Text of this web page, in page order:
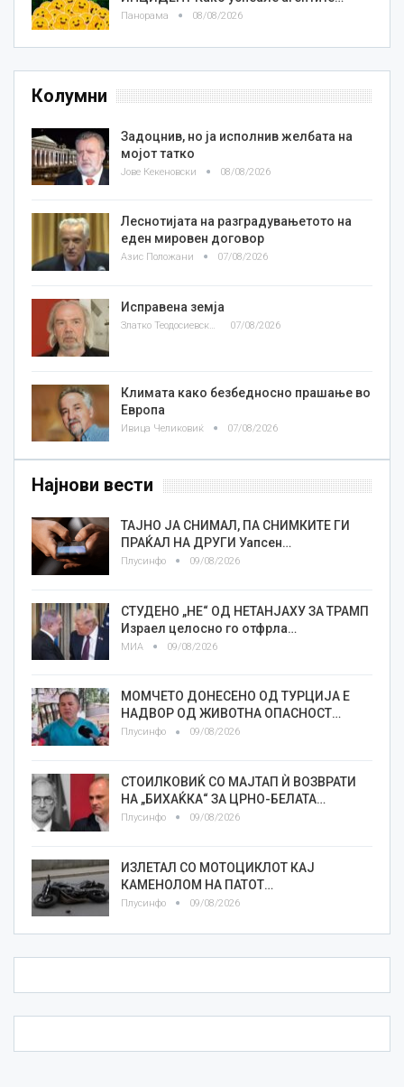
Панорама 08/08/2026
Колумни
Задоцнив, но ја исполнив желбата на
мојот татко
Јове Кекеновски 08/08/2026
Леснотијата на разградувањетото на
еден мировен договор
Азис Положани 07/08/2026
Исправена земја
Златко Теодосиевски 07/08/2026
Климата како безбедносно прашање во
Европа
Ивица Челиковиќ 07/08/2026
Најнови вести
ТАЈНО ЈА СНИМАЛ, ПА СНИМКИТЕ ГИ
ПРАЌАЛ НА ДРУГИ Уапсен…
Плусинфо 09/08/2026
СТУДЕНО „НЕ“ ОД НЕТАНЈАХУ ЗА ТРАМП
Израел целосно го отфрла…
МИА 09/08/2026
МОМЧЕТО ДОНЕСЕНО ОД ТУРЦИЈА Е
НАДВОР ОД ЖИВОТНА ОПАСНОСТ…
Плусинфо 09/08/2026
СТОИЛКОВИЌ СО МАЈТАП Ѝ ВОЗВРАТИ
НА „БИХАЌКА“ ЗА ЦРНО-БЕЛАТА…
Плусинфо 09/08/2026
ИЗЛЕТАЛ СО МОТОЦИКЛОТ КАЈ
КАМЕНОЛОМ НА ПАТОТ…
Плусинфо 09/08/2026